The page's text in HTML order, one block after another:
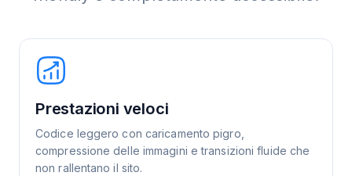
Prestazioni veloci
Codice leggero con caricamento pigro,
compressione delle immagini e transizioni fluide che
non rallentano il sito.